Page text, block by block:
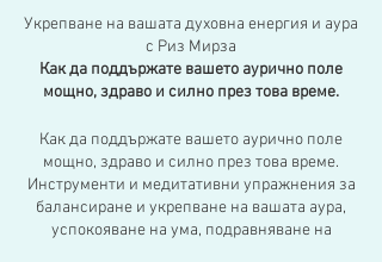
Укрепване на вашата духовна енергия и аура
с Риз Мирза
Как да поддържате вашето аурично поле
мощно, здраво и силно през това време.
Как да поддържате вашето аурично поле
мощно, здраво и силно през това време.
Инструменти и медитативни упражнения за
балансиране и укрепване на вашата аура,
успокояване на ума, подравняване на